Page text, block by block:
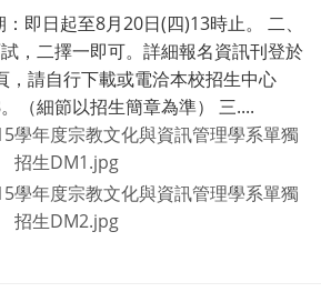
即日起至8月20日(四)13時止。 二、
，二擇一即可。詳細報名資訊刊登於
，請自行下載或電洽本校招生中心
（細節以招生簡章為準） 三....
學年度宗教文化與資訊管理學系單獨
招生DM1.jpg
學年度宗教文化與資訊管理學系單獨
招生DM2.jpg